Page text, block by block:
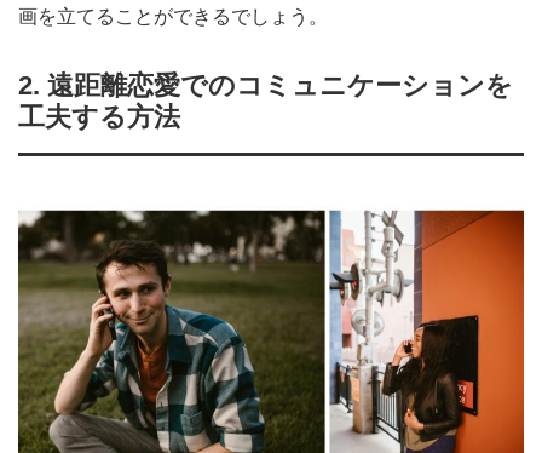
画を立てることができるでしょう。
2. 遠距離恋愛でのコミュニケーションを
工夫する方法